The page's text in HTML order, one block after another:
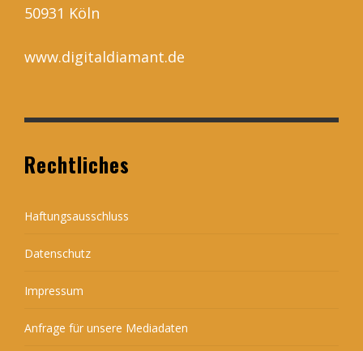
50931 Köln
www.digitaldiamant.de
Rechtliches
Haftungsausschluss
Datenschutz
Impressum
Anfrage für unsere Mediadaten